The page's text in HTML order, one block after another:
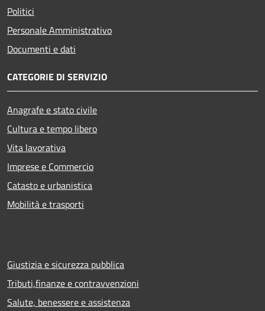
Politici
Personale Amministrativo
Documenti e dati
CATEGORIE DI SERVIZIO
Anagrafe e stato civile
Cultura e tempo libero
Vita lavorativa
Imprese e Commercio
Catasto e urbanistica
Mobilità e trasporti
Giustizia e sicurezza pubblica
Tributi,finanze e contravvenzioni
Salute, benessere e assistenza